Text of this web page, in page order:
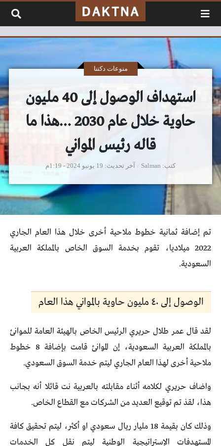
استهداف الوصول إلى 40 مليون
حاوية خلال عام 2030 …هذا ما
قاله رئيس المواني
كتب Salman
منوعات دكتنا
آخر تحديث 19 يونيو 2024 - 1:19م
تم إضافة ثمانية خطوط ملاحية أخرى خلال هذا العام الجاري
2022 ميلاديا، تقوم بخدمة السوق الخاص بالمملكة العربية
السعودية.
الوصول إلى ٤٠ مليون حاوية بالمواني هذا العام
لقد قال عمر طلال حريري الرئيس الخاص بالهيئة العامة للموانئ
بالمملكة العربية السعودية، إن الموانئ قامت بإضافة 8 خطوط
ملاحية أخرى لهذا العام الجاري ليتم خدمة السوق السعودي.
واضاف حريري لكلامه أثناء مقابلته بالعربية نت قائلا أنه بجانب
هذا، لقذ تم توقيع العديد من الشركات مع القطاع الخاص.
وذلك كان بقيمة 18 مليار ريال سعودي او أكثر، ليتم تحقيق كافة
المستهدفات الإستراتيجية الوطنية ليتم نقل كل الخدمات